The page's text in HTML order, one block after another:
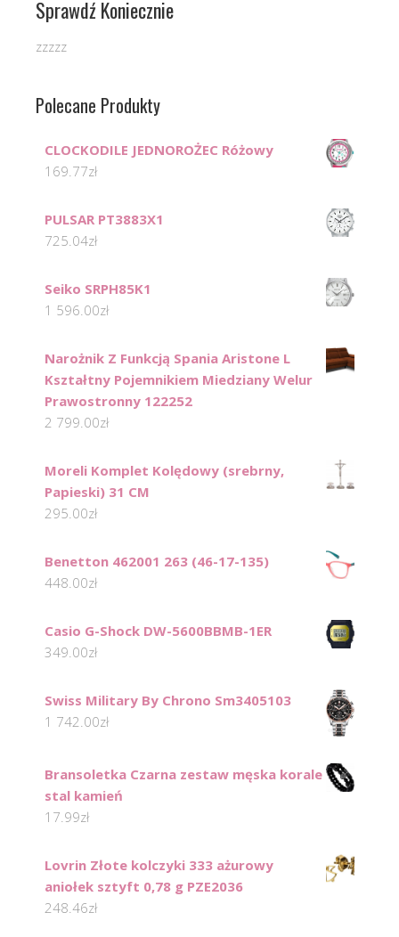
Sprawdź Koniecznie
zzzzz
Polecane Produkty
CLOCKODILE JEDNOROŻEC Różowy
169.77zł
PULSAR PT3883X1
725.04zł
Seiko SRPH85K1
1 596.00zł
Narożnik Z Funkcją Spania Aristone L
Kształtny Pojemnikiem Miedziany Welur
Prawostronny 122252
2 799.00zł
Moreli Komplet Kolędowy (srebrny,
Papieski) 31 CM
295.00zł
Benetton 462001 263 (46-17-135)
448.00zł
Casio G-Shock DW-5600BBMB-1ER
349.00zł
Swiss Military By Chrono Sm3405103
1 742.00zł
Bransoletka Czarna zestaw męska korale
stal kamień
17.99zł
Lovrin Złote kolczyki 333 ażurowy
aniołek sztyft 0,78 g PZE2036
248.46zł